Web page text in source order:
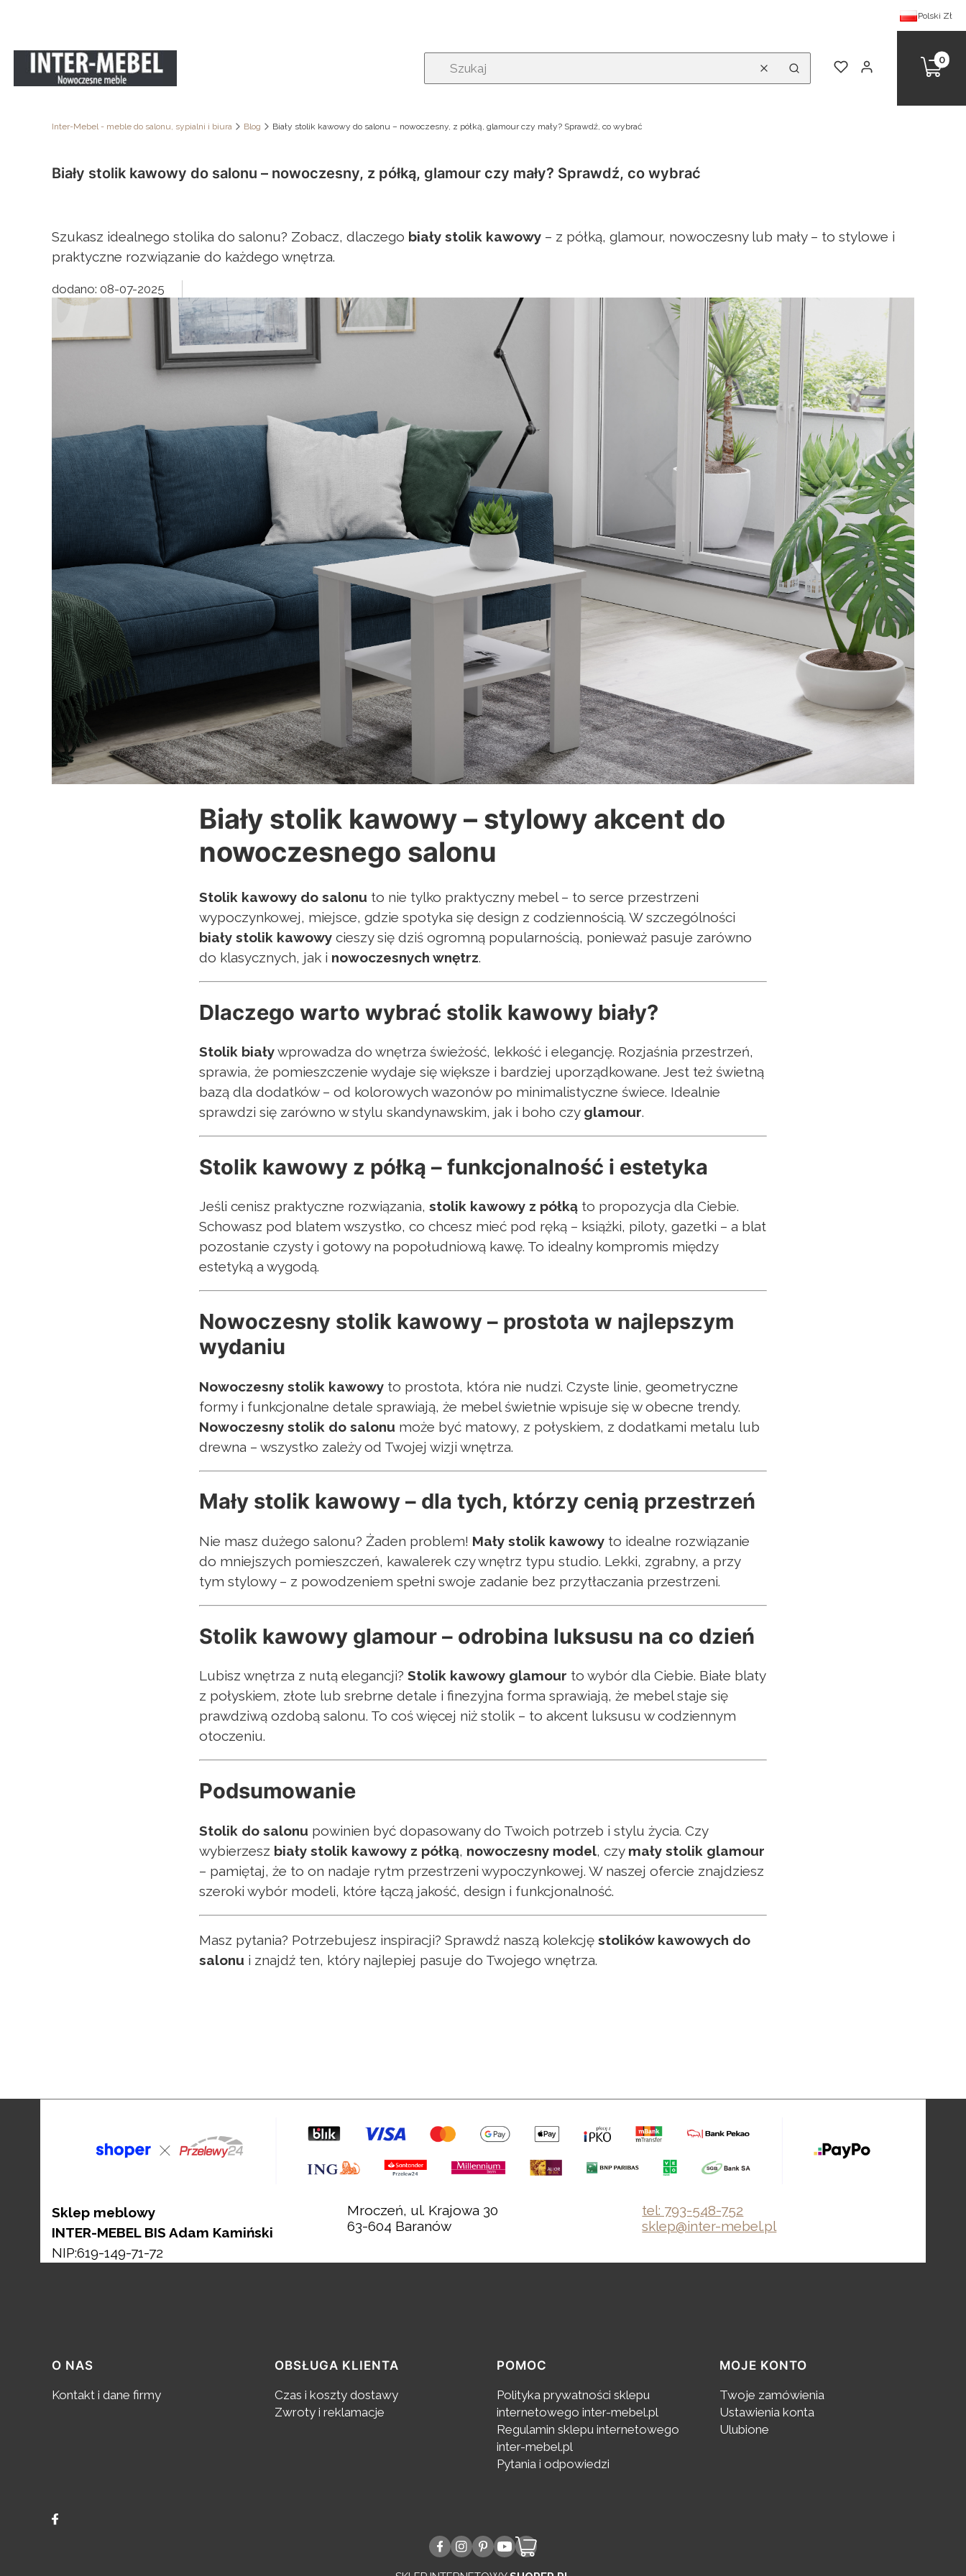
Polski Zł
WyczyśćSzukaj
UlubioneZaloguj się
Inter-Mebel - meble do salonu, sypialni i biura Blog Biały stolik kawowy do salonu – nowoczesny, z półką, glamour czy mały? Sprawdź, co wybrać
Biały stolik kawowy do salonu – nowoczesny, z półką, glamour czy mały? Sprawdź, co wybrać
Szukasz idealnego stolika do salonu? Zobacz, dlaczego biały stolik kawowy – z półką, glamour, nowoczesny lub mały – to stylowe i
praktyczne rozwiązanie do każdego wnętrza.
dodano: 08-07-2025
Biały stolik kawowy – stylowy akcent do
nowoczesnego salonu
Stolik kawowy do salonu to nie tylko praktyczny mebel – to serce przestrzeni
wypoczynkowej, miejsce, gdzie spotyka się design z codziennością. W szczególności
biały stolik kawowy cieszy się dziś ogromną popularnością, ponieważ pasuje zarówno
do klasycznych, jak i nowoczesnych wnętrz.
Dlaczego warto wybrać stolik kawowy biały?
Stolik białywprowadza do wnętrza świeżość, lekkość i elegancję. Rozjaśnia przestrzeń,
sprawia, że pomieszczenie wydaje się większe i bardziej uporządkowane. Jest też świetną
bazą dla dodatków – od kolorowych wazonów po minimalistyczne świece. Idealnie
sprawdzi się zarówno w stylu skandynawskim, jak i boho czy glamour.
Stolik kawowy z półką – funkcjonalność i estetyka
Jeśli cenisz praktyczne rozwiązania,stolik kawowy z półką to propozycja dla Ciebie.
Schowasz pod blatem wszystko, co chcesz mieć pod ręką – książki, piloty, gazetki – a blat
pozostanie czysty i gotowy na popołudniową kawę. To idealny kompromis między
estetyką a wygodą.
Nowoczesny stolik kawowy – prostota w najlepszym
wydaniu
Nowoczesny stolik kawowy to prostota, która nie nudzi. Czyste linie, geometryczne
formy i funkcjonalne detale sprawiają, że mebel świetnie wpisuje się w obecne trendy.
Nowoczesny stolik do salonu może być matowy, z połyskiem, z dodatkami metalu lub
drewna – wszystko zależy od Twojej wizji wnętrza.
Mały stolik kawowy – dla tych, którzy cenią przestrzeń
Nie masz dużego salonu? Żaden problem! Mały stolik kawowy to idealne rozwiązanie
do mniejszych pomieszczeń, kawalerek czy wnętrz typu studio. Lekki, zgrabny, a przy
tym stylowy – z powodzeniem spełni swoje zadanie bez przytłaczania przestrzeni.
Stolik kawowy glamour – odrobina luksusu na co dzień
Lubisz wnętrza z nutą elegancji?Stolik kawowy glamour to wybór dla Ciebie. Białe blaty
z połyskiem, złote lub srebrne detale i finezyjna forma sprawiają, że mebel staje się
prawdziwą ozdobą salonu. To coś więcej niż stolik – to akcent luksusu w codziennym
otoczeniu.
Podsumowanie
Stolik do salonu powinien być dopasowany do Twoich potrzeb i stylu życia. Czy
wybierzesz biały stolik kawowy z półką, nowoczesny model, czy mały stolik glamour
– pamiętaj, że to on nadaje rytm przestrzeni wypoczynkowej. W naszej ofercie znajdziesz
szeroki wybór modeli, które łączą jakość, design i funkcjonalność.
Masz pytania? Potrzebujesz inspiracji? Sprawdź naszą kolekcjęstolików kawowych do
salonu i znajdź ten, który najlepiej pasuje do Twojego wnętrza.
Sklep meblowy
INTER-MEBEL BIS Adam Kamiński
NIP:619-149-71-72
Mroczeń, ul. Krajowa 30
63-604 Baranów
tel: 793-548-752
sklep@inter-mebel.pl
Linki w stopce
O NAS
Kontakt i dane firmy
OBSŁUGA KLIENTA
Czas i koszty dostawy
Zwroty i reklamacje
POMOC
Polityka prywatności sklepu
internetowego inter-mebel.pl
Regulamin sklepu internetowego
inter-mebel.pl
Pytania i odpowiedzi
MOJE KONTO
Twoje zamówienia
Ustawienia konta
Ulubione